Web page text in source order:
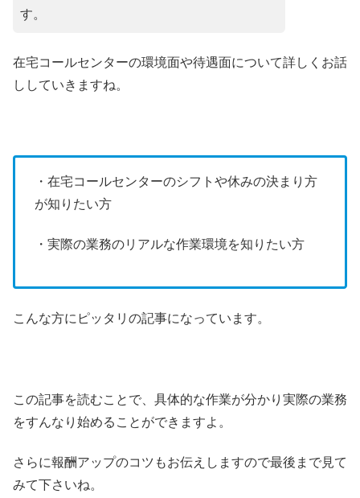
す。
在宅コールセンターの環境面や待遇面について詳しくお話
ししていきますね。
・在宅コールセンターのシフトや休みの決まり方
が知りたい方
・実際の業務のリアルな作業環境を知りたい方
こんな方にピッタリの記事になっています。
この記事を読むことで、具体的な作業が分かり実際の業務
をすんなり始めることができますよ。
さらに報酬アップのコツもお伝えしますので最後まで見て
みて下さいね。